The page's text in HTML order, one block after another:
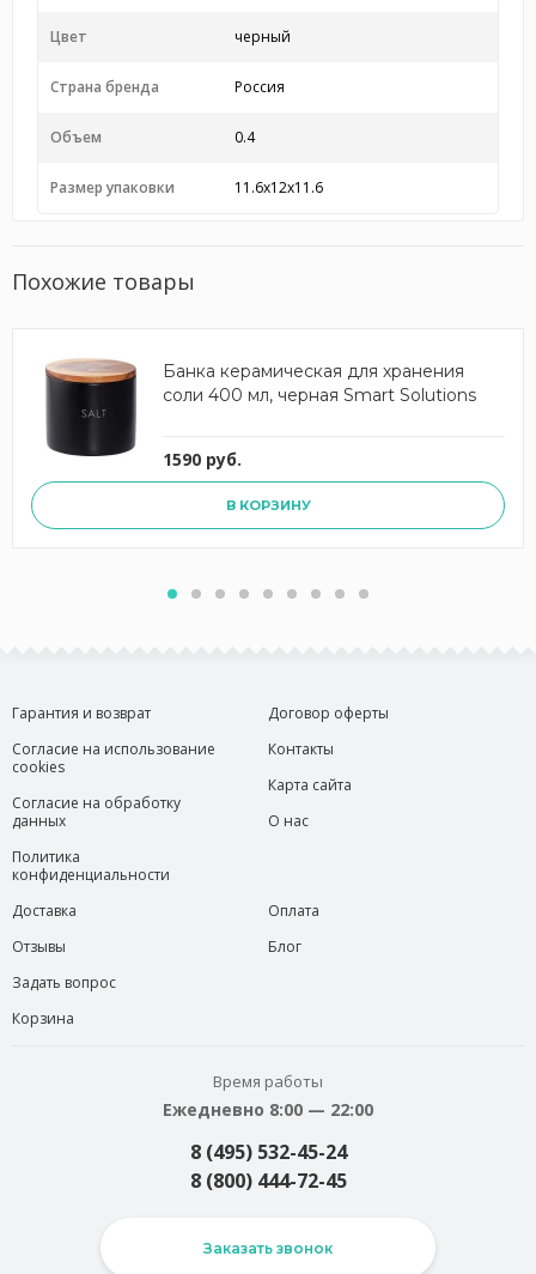
Цвет черный
Страна бренда Россия
Объем 0.4
Размер упаковки 11.6x12x11.6
Похожие товары
Банка керамическая для хранения
соли 400 мл, черная Smart Solutions
1590 руб.
В КОРЗИНУ
Гарантия и возврат
Согласие на использование
cookies
Согласие на обработку
данных
Политика
конфиденциальности
Договор оферты
Контакты
Карта сайта
О нас
Доставка
Отзывы
Задать вопрос
Корзина
Оплата
Блог
Время работы
Ежедневно 8:00 — 22:00
8 (495) 532-45-24
8 (800) 444-72-45
Заказать звонок